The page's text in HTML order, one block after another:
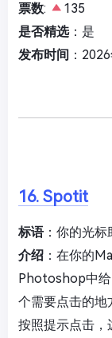
票数:
135
是否精选：是
发布时间 ：
16. Spotit
标语：你的光标
介绍 ：在你的
Photoshop中
个需要点击的地
按照提示点击，